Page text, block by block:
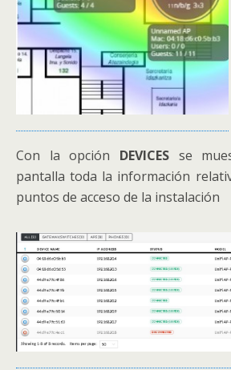
Con la opción DEVICESse
pantalla toda la información
puntos de acceso de la instalación